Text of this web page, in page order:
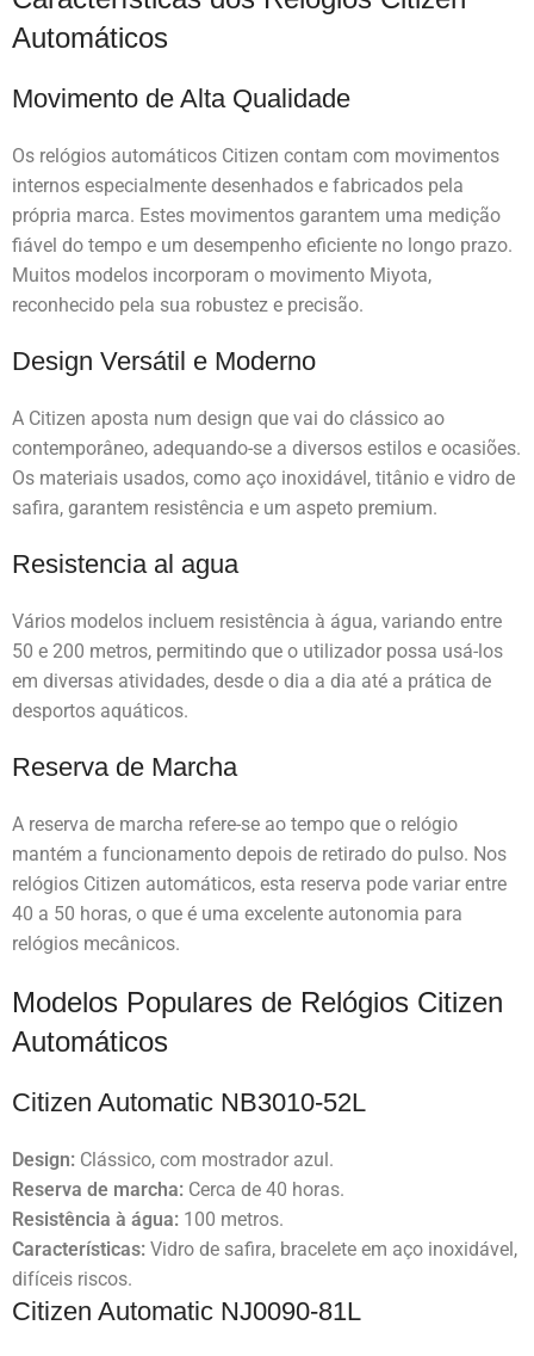
Automáticos
Movimento de Alta Qualidade
Os relógios automáticos Citizen contam com movimentos
internos especialmente desenhados e fabricados pela
própria marca. Estes movimentos garantem uma medição
fiável do tempo e um desempenho eficiente no longo prazo.
Muitos modelos incorporam o movimento Miyota,
reconhecido pela sua robustez e precisão.
Design Versátil e Moderno
A Citizen aposta num design que vai do clássico ao
contemporâneo, adequando-se a diversos estilos e ocasiões.
Os materiais usados, como aço inoxidável, titânio e vidro de
safira, garantem resistência e um aspeto premium.
Resistencia al agua
Vários modelos incluem resistência à água, variando entre
50 e 200 metros, permitindo que o utilizador possa usá-los
em diversas atividades, desde o dia a dia até a prática de
desportos aquáticos.
Reserva de Marcha
A reserva de marcha refere-se ao tempo que o relógio
mantém a funcionamento depois de retirado do pulso. Nos
relógios Citizen automáticos, esta reserva pode variar entre
40 a 50 horas, o que é uma excelente autonomia para
relógios mecânicos.
Modelos Populares de Relógios Citizen
Automáticos
Citizen Automatic NB3010-52L
Design: Clássico, com mostrador azul.
Reserva de marcha: Cerca de 40 horas.
Resistência à água: 100 metros.
Características: Vidro de safira, bracelete em aço inoxidável,
difíceis riscos.
Citizen Automatic NJ0090-81L